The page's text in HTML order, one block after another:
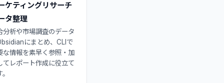
ケティングリサーチ
タ整理
分析や市場調査のデータ
にまとめ、CLIで
な情報を素早く参照・加
てレポート作成に役立て